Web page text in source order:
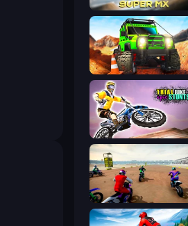
Super MX - Last Season
Offroad Life 3D
Trial Bike Epic Stunts
Super MX - The Champion